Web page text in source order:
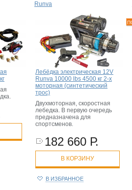
Runva
Лебёдка электрическая 12V
Runva 10000 lbs 4500 кг 2-х
моторная (синтетический
трос)
Двухмоторная, скоростная
лебедка. В первую очередь
предназначена для
спортсменов.
182 660 Р.
В КОРЗИНУ
В ИЗБРАННОЕ